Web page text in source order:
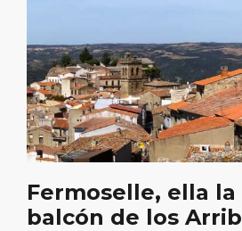
Fermoselle, ella
balcón de los
En marzo, vuelve la
de la Trufa Negra de